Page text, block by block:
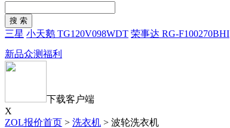
三星 小天鹅 TG120V098WDT 荣事达 RG-F100270BHI
新品众测福利
下载客户端
X
ZOL报价首页 > 洗衣机 > 波轮洗衣机